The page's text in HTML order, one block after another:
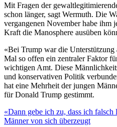
Mit Fragen der
schon länger, sagt Wermuth. Die
vergangenen November habe ihm
Kraft die Manosphere ausüben
«Bei Trump war die Unterstützung
Mal so offen ein zentraler Faktor
wichtigen Amt. Diese
und konservativen Politik
hat eine Mehrheit der jungen
für Donald Trump gestimmt.
«Dann gebe ich zu, dass ich
Männer von sich überzeugt